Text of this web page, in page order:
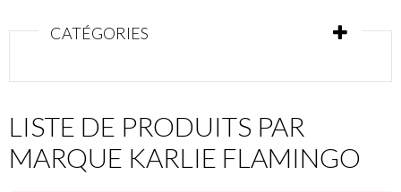
CATÉGORIES
LISTE DE PRODUITS PAR
MARQUE KARLIE FLAMINGO